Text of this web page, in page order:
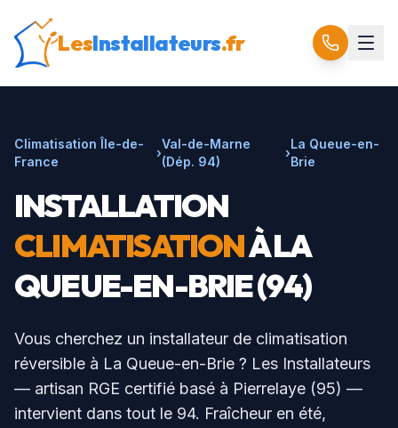
LesInstallateurs.fr
Climatisation Île-de-
France
›
Val-de-Marne
(Dép. 94)
›
La Queue-en-
Brie
INSTALLATION
CLIMATISATIONÀLA
QUEUE-EN-BRIE(94)
Vous cherchez un installateur de climatisation
réversible à La Queue-en-Brie ? Les Installateurs
— artisan RGE certifié basé à Pierrelaye (95) —
intervient dans tout le 94. Fraîcheur en été,